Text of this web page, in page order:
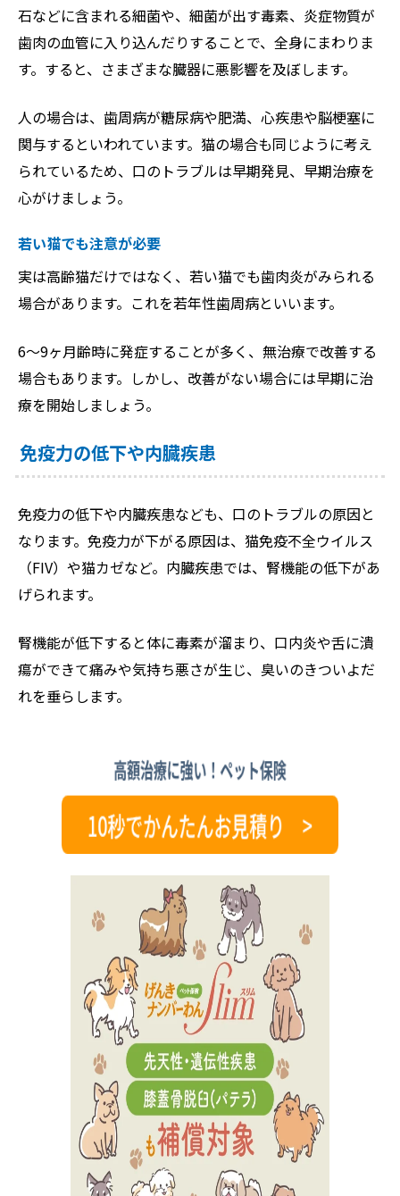
石などに含まれる細菌や、細菌が出す毒素、炎症物質が
歯肉の血管に入り込んだりすることで、全身にまわりま
す。すると、さまざまな臓器に悪影響を及ぼします。
人の場合は、歯周病が糖尿病や肥満、心疾患や脳梗塞に
関与するといわれています。猫の場合も同じように考え
られているため、口のトラブルは早期発見、早期治療を
心がけましょう。
若い猫でも注意が必要
実は高齢猫だけではなく、若い猫でも歯肉炎がみられる
場合があります。これを若年性歯周病といいます。
6～9ヶ月齢時に発症することが多く、無治療で改善する
場合もあります。しかし、改善がない場合には早期に治
療を開始しましょう。
免疫力の低下や内臓疾患
免疫力の低下や内臓疾患なども、口のトラブルの原因と
なります。免疫力が下がる原因は、猫免疫不全ウイルス
（FIV）や猫カゼなど。内臓疾患では、腎機能の低下があ
げられます。
腎機能が低下すると体に毒素が溜まり、口内炎や舌に潰
瘍ができて痛みや気持ち悪さが生じ、臭いのきついよだ
れを垂らします。